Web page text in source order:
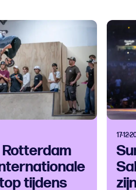
tijdens
17-12-